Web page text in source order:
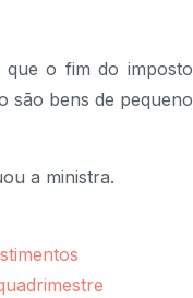
que o fim do imposto
são bens de pequeno
a ministra.